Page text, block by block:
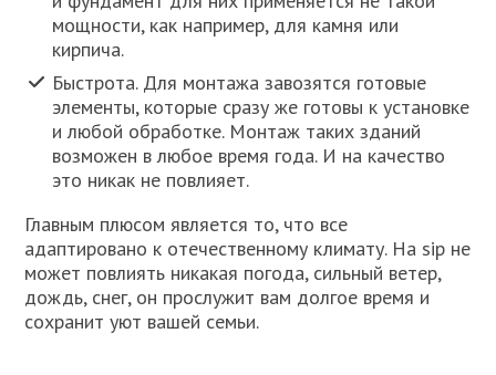
мощности, как например, для камня или
кирпича.
Быстрота. Для монтажа завозятся готовые
элементы, которые сразу же готовы к установке
и любой обработке. Монтаж таких зданий
возможен в любое время года. И на качество
это никак не повлияет.
Главным плюсом является то, что все
адаптировано к отечественному климату. На sip не
может повлиять никакая погода, сильный ветер,
дождь, снег, он прослужит вам долгое время и
сохранит уют вашей семьи.